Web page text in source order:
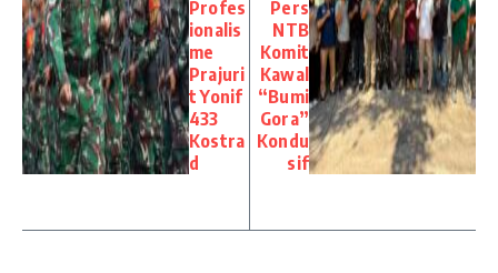
Profes
ionalis
me
Prajuri
t Yonif
433
Kostra
d
Pers
NTB
Komit
Kawal
“Bumi
Gora”
Kondu
sif